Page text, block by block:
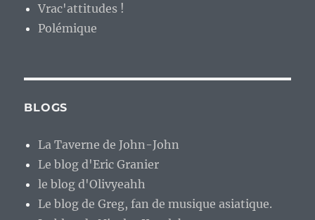
Vrac'attitudes !
Polémique
BLOGS
La Taverne de John-John
Le blog d'Eric Granier
le blog d'Olivyeahh
Le blog de Greg, fan de musique asiatique.